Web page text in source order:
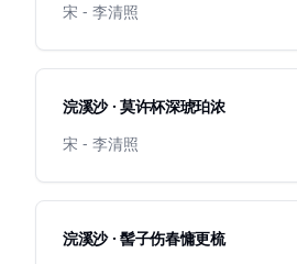
宋 - 李清照
浣溪沙 · 莫许杯深琥珀浓
宋 - 李清照
浣溪沙 · 髻子伤春慵更梳